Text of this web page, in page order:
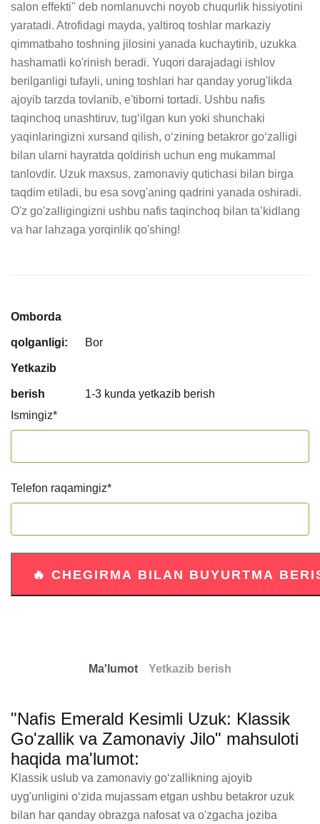
salon effekti" deb nomlanuvchi noyob chuqurlik hissiyotini
yaratadi. Atrofidagi mayda, yaltiroq toshlar markaziy
qimmatbaho toshning jilosini yanada kuchaytirib, uzukka
hashamatli ko'rinish beradi. Yuqori darajadagi ishlov
berilganligi tufayli, uning toshlari har qanday yorug'likda
ajoyib tarzda tovlanib, e'tiborni tortadi. Ushbu nafis
taqinchoq unashtiruv, tug‘ilgan kun yoki shunchaki
yaqinlaringizni xursand qilish, o‘zining betakror go‘zalligi
bilan ularni hayratda qoldirish uchun eng mukammal
tanlovdir. Uzuk maxsus, zamonaviy qutichasi bilan birga
taqdim etiladi, bu esa sovg'aning qadrini yanada oshiradi.
O'z go'zalligingizni ushbu nafis taqinchoq bilan ta’kidlang
va har lahzaga yorqinlik qo'shing!
Omborda
qolganligi: Bor
Yetkazib
berish
1-3 kunda yetkazib berish
Ismingiz*
Telefon raqamingiz*
Ma'lumot Yetkazib berish
"Nafis Emerald Kesimli Uzuk: Klassik
Go'zallik va Zamonaviy Jilo" mahsuloti
haqida ma'lumot:
Klassik uslub va zamonaviy go‘zallikning ajoyib
uyg'unligini o‘zida mujassam etgan ushbu betakror uzuk
bilan har qanday obrazga nafosat va o'zgacha joziba